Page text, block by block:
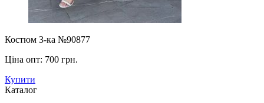
Костюм 3-ка №90877
Ціна опт: 700 грн.
Купити
Каталог